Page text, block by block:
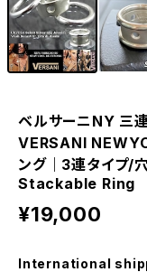
ベルサーニNY 三連
VERSANI
ング｜3連タイプ/
Stackable Ring
¥19,000
International